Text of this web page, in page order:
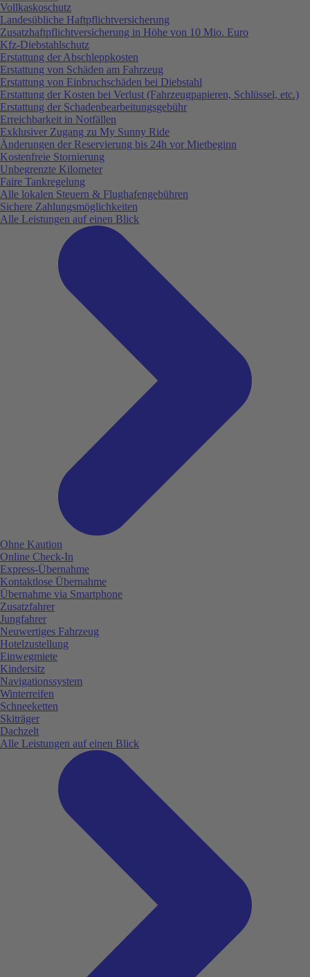
Vollkaskoschutz
Landesübliche Haftpflichtversicherung
Zusatzhaftpflichtversicherung in Höhe von 10 Mio. Euro
Kfz-Diebstahlschutz
Erstattung der Abschleppkosten
Erstattung von Schäden am Fahrzeug
Erstattung von Einbruchschäden bei Diebstahl
Erstattung der Kosten bei Verlust (Fahrzeugpapieren, Schlüssel, etc.)
Erstattung der Schadenbearbeitungsgebühr
Erreichbarkeit in Notfällen
Exklusiver Zugang zu My Sunny Ride
Änderungen der Reservierung bis 24h vor Mietbeginn
Kostenfreie Stornierung
Unbegrenzte Kilometer
Faire Tankregelung
Alle lokalen Steuern & Flughafengebühren
Sichere Zahlungsmöglichkeiten
Alle Leistungen auf einen Blick
Ohne Kaution
Online Check-In
Express-Übernahme
Kontaktlose Übernahme
Übernahme via Smartphone
Zusatzfahrer
Jungfahrer
Neuwertiges Fahrzeug
Hotelzustellung
Einwegmiete
Kindersitz
Navigationssystem
Winterreifen
Schneeketten
Skiträger
Dachzelt
Alle Leistungen auf einen Blick